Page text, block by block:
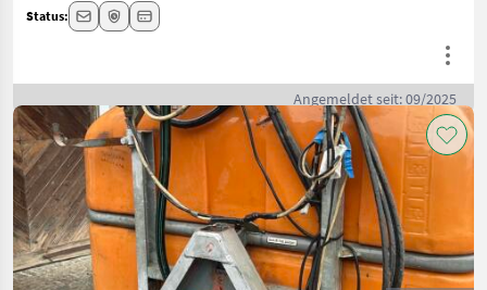
Status:
Angemeldet seit: 09/2025